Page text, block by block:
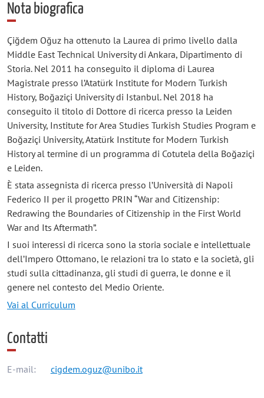
Nota biografica
Çiğdem Oğuz ha ottenuto la Laurea di primo livello dalla
Middle East Technical University di Ankara, Dipartimento di
Storia. Nel 2011 ha conseguito il diploma di Laurea
Magistrale presso l’Atatürk Institute for Modern Turkish
History, Boğaziçi University di Istanbul. Nel 2018 ha
conseguito il titolo di Dottore di ricerca presso la Leiden
University, Institute for Area Studies Turkish Studies Program e
Boğaziçi University, Atatürk Institute for Modern Turkish
History al termine di un programma di Cotutela della Boğaziçi
e Leiden.
È stata assegnista di ricerca presso l’Università di Napoli
Federico II per il progetto PRIN “War and Citizenship:
Redrawing the Boundaries of Citizenship in the First World
War and Its Aftermath”.
I suoi interessi di ricerca sono la storia sociale e intellettuale
dell’Impero Ottomano, le relazioni tra lo stato e la società, gli
studi sulla cittadinanza, gli studi di guerra, le donne e il
genere nel contesto del Medio Oriente.
Vai al Curriculum
Contatti
E-mail: cigdem.oguz@unibo.it